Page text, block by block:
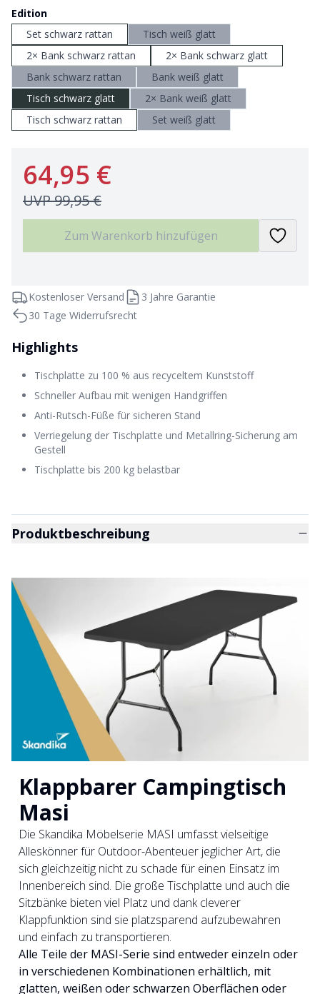
Edition
Set schwarz rattan
Tisch weiß glatt
2× Bank schwarz rattan
2× Bank schwarz glatt
Bank schwarz rattan
Bank weiß glatt
Tisch schwarz glatt
2× Bank weiß glatt
Tisch schwarz rattan
Set weiß glatt
64,95 €
UVP99,95 €
Zum Warenkorb hinzufügen
Kostenloser Versand
3 Jahre Garantie
30 Tage Widerrufsrecht
Highlights
Tischplatte zu 100 % aus recyceltem Kunststoff
Schneller Aufbau mit wenigen Handgriffen
Anti-Rutsch-Füße für sicheren Stand
Verriegelung der Tischplatte und Metallring-Sicherung am
Gestell
Tischplatte bis 200 kg belastbar
Produktbeschreibung
Klappbarer Campingtisch
Masi
Die Skandika Möbelserie MASI umfasst vielseitige
Alleskönner für Outdoor-Abenteuer jeglicher Art, die
sich gleichzeitig nicht zu schade für einen Einsatz im
Innenbereich sind. Die große Tischplatte und auch die
Sitzbänke bieten viel Platz und dank cleverer
Klappfunktion sind sie platzsparend aufzubewahren
und einfach zu transportieren.
Alle Teile der MASI-Serie sind entweder einzeln oder
in verschiedenen Kombinationen erhältlich, mit
glatten, weißen oder schwarzen Oberflächen oder